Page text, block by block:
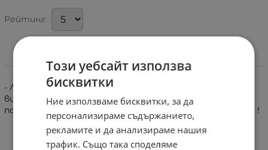
Рейтинг:
Информация
- Лесен достъп до всички портове, сензори,
високоговорители, камера и т.н - Бутоните също са
покрити - Противоударен, елегантен и супер удобен !
Този уебсайт използва
бисквитки
Ние използваме бисквитки, за да
персонализираме съдържанието,
рекламите и да анализираме нашия
трафик. Също така споделяме